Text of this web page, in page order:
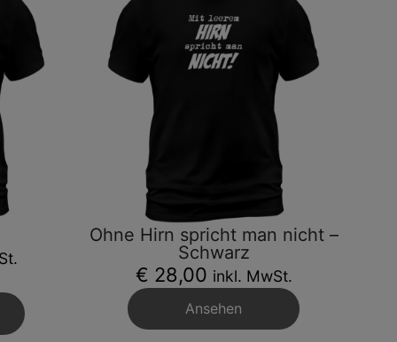
Ohne Hirn spricht man nicht –
Schwarz
€ 28,00 inkl. MwSt.
Ansehen